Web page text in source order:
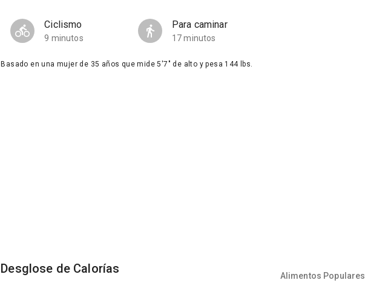
Ciclismo
9 minutos
Para caminar
17 minutos
Basado en una mujer de 35 años que mide 5'7" de alto y pesa 144 lbs.
Desglose de Calorías Alimentos Populares